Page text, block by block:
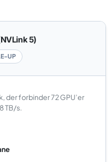
5)
UP
der forbinder 72 GPU’er
TB/s.